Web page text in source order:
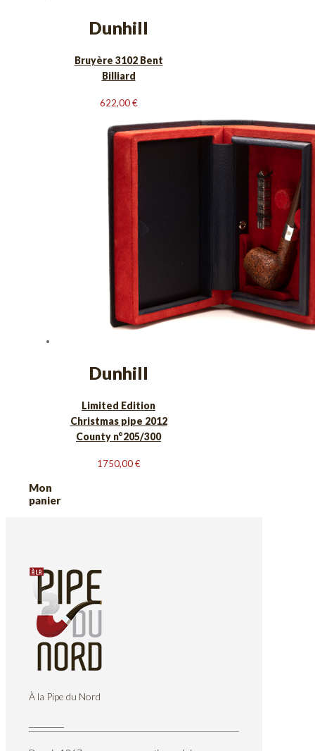
Dunhill
Bruyère 3102 Bent
Billiard
622,00€
Dunhill
Limited Edition
Christmas pipe 2012
County n°205/300
1750,00€
Mon
panier
À la Pipe du Nord